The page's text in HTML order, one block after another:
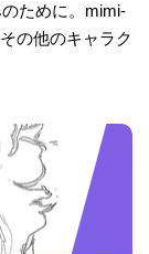
ために。mimi-
の他のキャラク